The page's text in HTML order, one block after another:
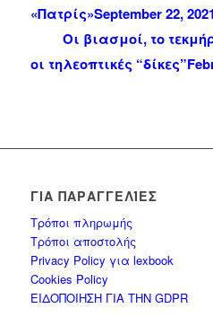
«Πατρίς»September 22,
Οι βιασμοί, το
οι τηλεοπτικές “δίκες”
ΓΙΑ ΠΑΡΑΓΓΕΛΊΕΣ
Τρόποι πληρωμής
Τρόποι αποστολής
Privacy Policy για lexbook
Cookies Policy
ΕΙΔΟΠΟΙΗΣΗ ΓΙΑ ΤΗΝ GDPR